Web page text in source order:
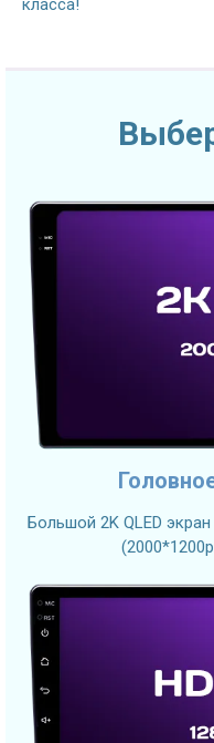
класса!
Большой 2K QLED